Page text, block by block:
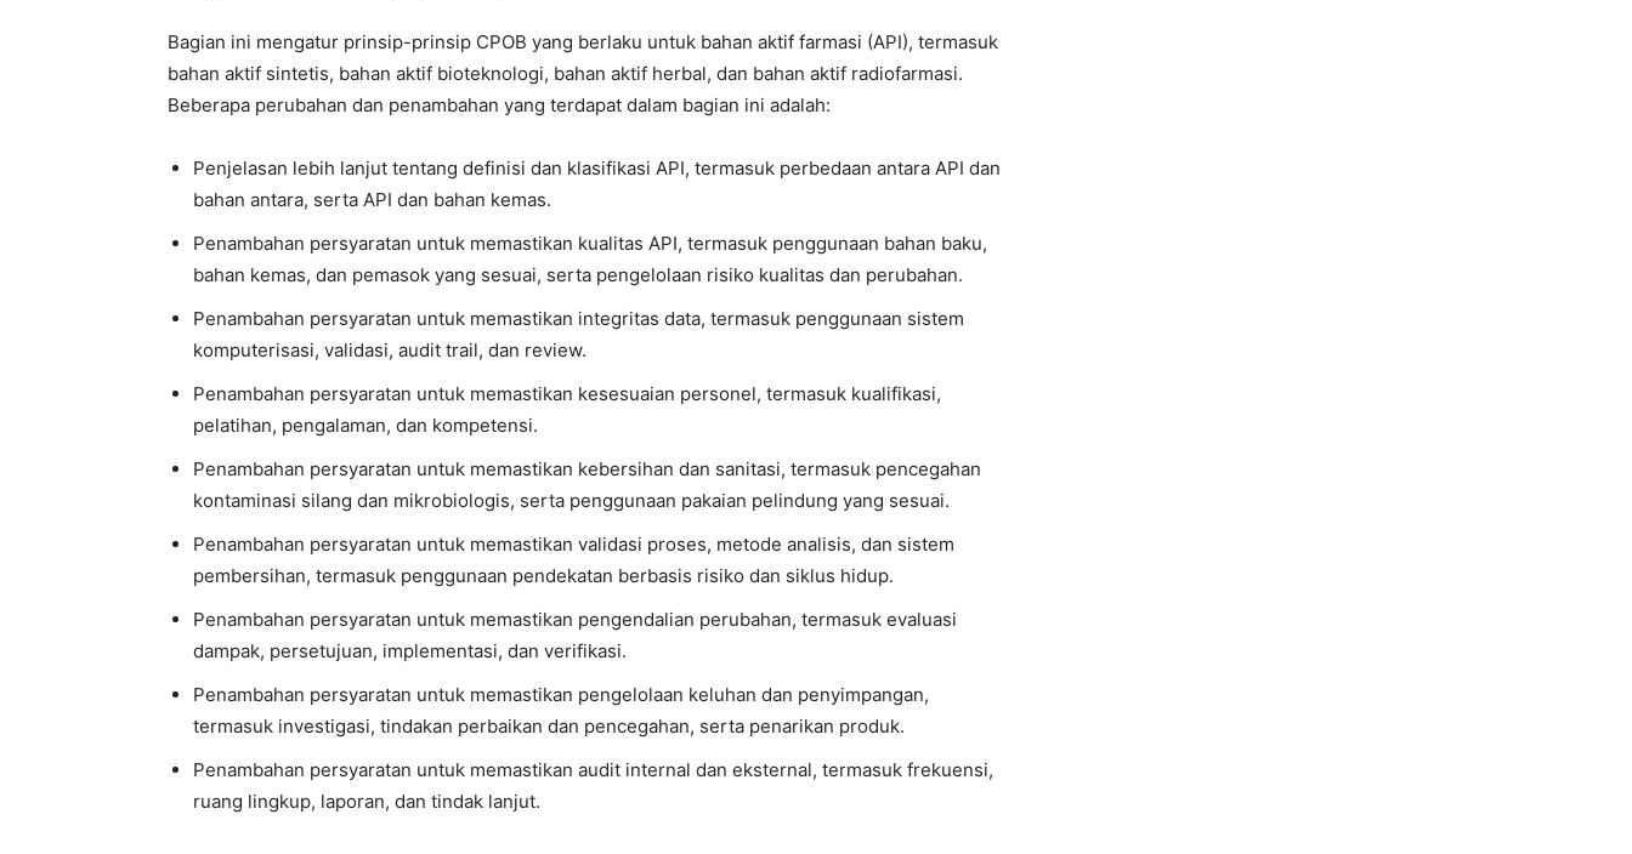
Bagian ini mengatur prinsip-prinsip CPOB yang berlaku untuk bahan aktif farmasi (API), termasuk
bahan aktif sintetis, bahan aktif bioteknologi, bahan aktif herbal, dan bahan aktif radiofarmasi.
Beberapa perubahan dan penambahan yang terdapat dalam bagian ini adalah:
Penjelasan lebih lanjut tentang definisi dan klasifikasi API, termasuk perbedaan antara API dan
bahan antara, serta API dan bahan kemas.
Penambahan persyaratan untuk memastikan kualitas API, termasuk penggunaan bahan baku,
bahan kemas, dan pemasok yang sesuai, serta pengelolaan risiko kualitas dan perubahan.
Penambahan persyaratan untuk memastikan integritas data, termasuk penggunaan sistem
komputerisasi, validasi, audit trail, dan review.
Penambahan persyaratan untuk memastikan kesesuaian personel, termasuk kualifikasi,
pelatihan, pengalaman, dan kompetensi.
Penambahan persyaratan untuk memastikan kebersihan dan sanitasi, termasuk pencegahan
kontaminasi silang dan mikrobiologis, serta penggunaan pakaian pelindung yang sesuai.
Penambahan persyaratan untuk memastikan validasi proses, metode analisis, dan sistem
pembersihan, termasuk penggunaan pendekatan berbasis risiko dan siklus hidup.
Penambahan persyaratan untuk memastikan pengendalian perubahan, termasuk evaluasi
dampak, persetujuan, implementasi, dan verifikasi.
Penambahan persyaratan untuk memastikan pengelolaan keluhan dan penyimpangan,
termasuk investigasi, tindakan perbaikan dan pencegahan, serta penarikan produk.
Penambahan persyaratan untuk memastikan audit internal dan eksternal, termasuk frekuensi,
ruang lingkup, laporan, dan tindak lanjut.